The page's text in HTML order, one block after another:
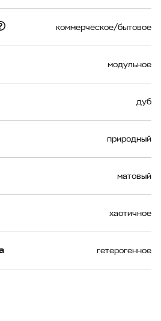
коммерческое/бытовое
модульное
дуб
природный
матовый
хаотичное
гетерогенное